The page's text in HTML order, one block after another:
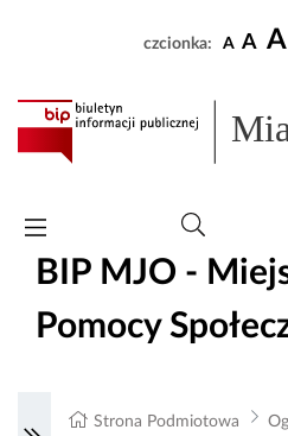
czcionka: A A A
BIP MJO -
Pomocy
Strona Podmiotowa